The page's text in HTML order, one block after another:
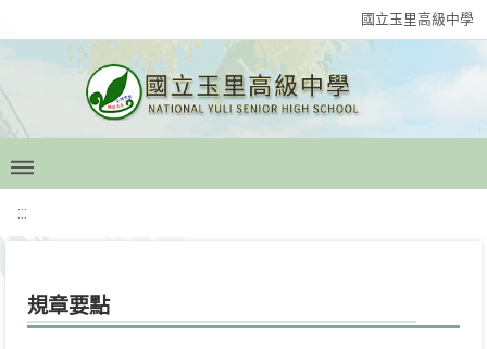
國立玉里高級中學
:::
規章要點